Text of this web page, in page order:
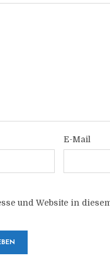
E-Mail
und Website in